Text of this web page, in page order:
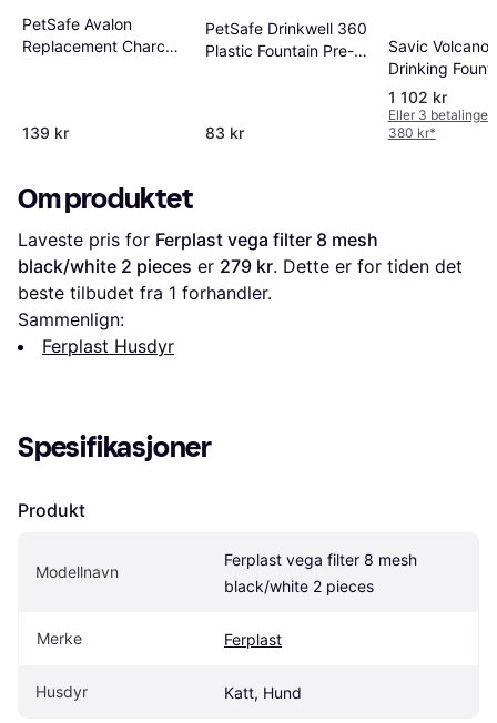
PetSafe Avalon
Replacement Charcoal
139 kr
PetSafe Drinkwell 360
Plastic Fountain Pre-
83 kr
Savic Volcano
Drinking
1 102 kr
Eller 3 betalinger
380 kr*
Om produktet
Laveste pris for Ferplast vega filter 8 mesh
black/white 2 pieces er 279 kr. Dette er for tiden det
beste tilbudet fra 1 forhandler.
Sammenlign:
Ferplast Husdyr
Spesifikasjoner
Produkt
Modellnavn
Ferplast vega filter 8 mesh
black/white 2 pieces
Merke Ferplast
Husdyr Katt, Hund